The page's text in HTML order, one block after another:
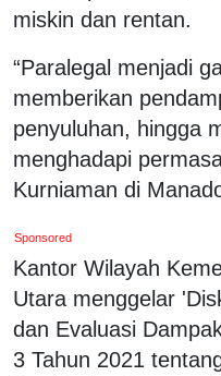
miskin dan rentan.
“Paralegal menjadi
memberikan
penyuluhan, hingga
menghadapi
Kurniaman di
Sponsored
Kantor Wilayah
Utara menggelar
dan Evaluasi
3 Tahun 2021